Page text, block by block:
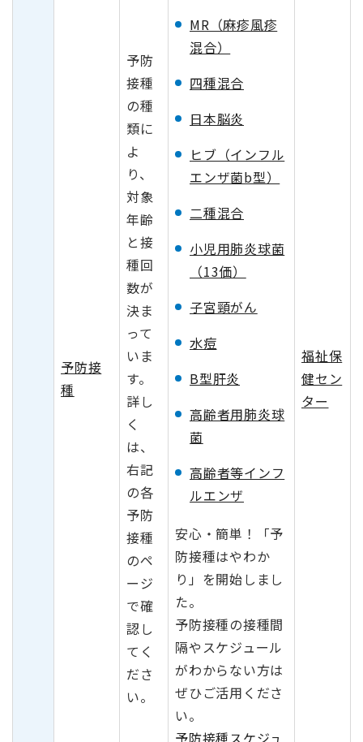
予防接
種
予防
接種
の種
類に
よ
り、
対象
年齢
と接
種回
数が
決ま
って
いま
す。
詳し
く
は、
右記
の各
予防
接種
のペ
ージ
で確
認し
てく
ださ
い。
MR（麻疹風疹
混合）
四種混合
日本脳炎
ヒブ（インフル
エンザ菌b型）
二種混合
小児用肺炎球菌
（13価）
子宮頸がん
水痘
B型肝炎
高齢者用肺炎球
菌
高齢者等インフ
ルエンザ
安心・簡単！「予
防接種はやわか
り」を開始しまし
た。
予防接種の接種間
隔やスケジュール
がわからない方は
ぜひご活用くださ
い。
福祉保
健セン
ター